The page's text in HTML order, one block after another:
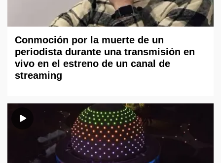
Conmoción por la muerte de un
periodista durante una transmisión en
vivo en el estreno de un canal de
streaming